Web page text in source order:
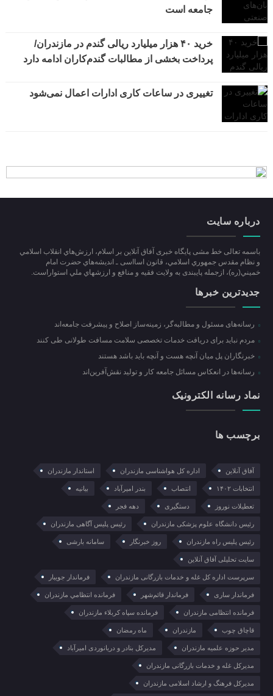
جامعه است
خرید ۴۰ هزار میلیارد ریالی گندم در مازندران/
پرداخت بخشی از مطالبات گندم‌کاران ادامه دارد
تغییری در ساعات کاری ادارات اعمال نمی‌شود
درباره سایت
باسمه تعالی خط مشی پایگاه خبری آفاق آنلاین بر اسلام، ارزش‌هاي انقلاب اسلامي
و نظام مقدس جمهوري اسلامي، قانون اسااسی ـ انديشه‌هاي حضرت امام
خميني(ره)، ازجمله پایبندی به ولايت فقيه و منافع و ارزشهاي ملي استواراست.
جدیدترین خبرها
رسانه‌های مسئول و مطالبه‌گر، زمینه‌ساز اصلاح و پیشرفت جامعه‌اند
مردم نباید برای دریافت خدمات تخصصی سلامت مسافت طولانی طی کنند
خبرنگاران پل میان آنچه هست و آنچه باید باشد هستند
رسانه‌ها در انعکاس مسائل جامعه کار و تولید نقش‌آفرین‌اند
نماد رسانه الکترونیک
برچسب ها
آفاق آنلاین اداره کل هواشناسی مازندران استاندار مازندران
انتخابات ۱۴۰۲ انتصاب بندر امیرآباد بیانیه
تعطیلات نوروز دستگیری دهه فجر
رئیس دانشگاه علوم پزشکی مازندران رئیس پلیس آگاهی مازندران
رئیس پلیس راه مازندران روز خبرنگار سامانه بارشی
سایت تحلیلی آفاق آنلاین
سرپرست اداره کل غله و خدمات بازرگانی مازندران فرماندار جویبار
فرماندار ساری فرماندار قائم‌شهر فرمانده انتظامي مازندران
فرمانده انتظامی مازندران فرمانده سپاه کربلاء مازندران
قاچاق چوب مازندران ماه رمضان
مدیر حوزه علمیه مازندران مدیرکل بنادر و دریانوردی امیرآباد
مدیرکل غله و خدمات بازرگانی مازندران
مدیرکل فرهنگ و ارشاد اسلامی مازندران